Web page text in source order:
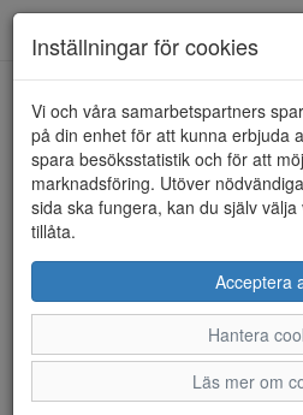
HEM TAMARIS
Inställningar för cookies
Vi och våra samarbetspartners
på din enhet för att kunna erbjuda
spara besöksstatistik och för att
marknadsföring. Utöver
sida ska fungera, kan du själv
tillåta.
Acceptera
Hantera
Läs mer om